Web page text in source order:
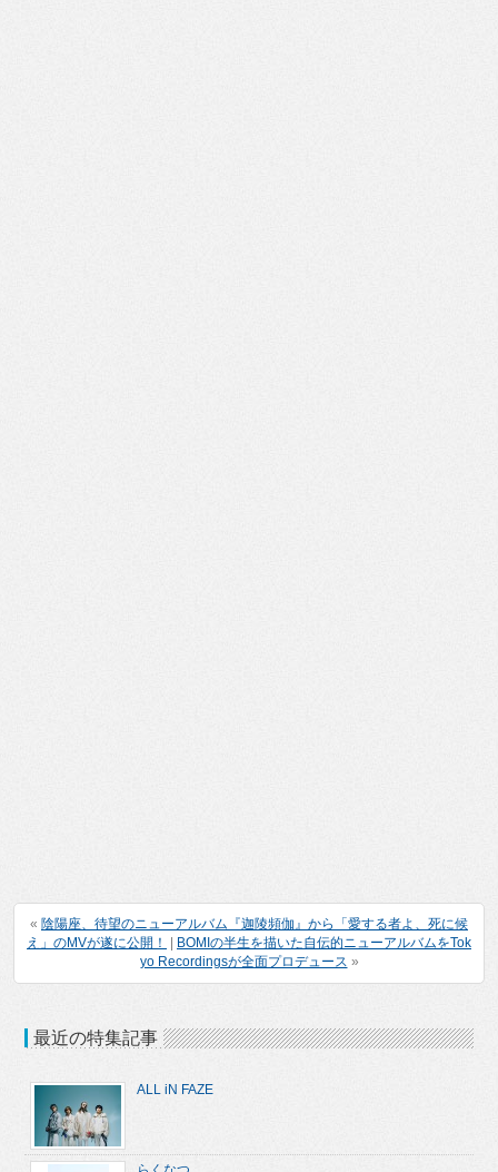
« 陰陽座、待望のニューアルバム『迦陵頻伽』から「愛する者よ、死に候
え」のMVが遂に公開！
| BOMIの半生を描いた自伝的ニューアルバムをTok
yo Recordingsが全面プロデュース »
最近の特集記事
ALL iN FAZE